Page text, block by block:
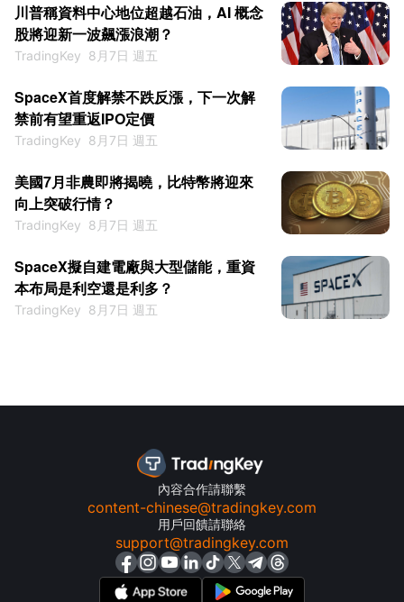
川普稱資料中心地位超越石油，AI 概念
股將迎新一波飆漲浪潮？
TradingKey 8月7日 週五
SpaceX首度解禁不跌反漲，下一次解
禁前有望重返IPO定價
TradingKey 8月7日 週五
美國7月非農即將揭曉，比特幣將迎來
向上突破行情？
TradingKey 8月7日 週五
SpaceX擬自建電廠與大型儲能，重資
本布局是利空還是利多？
TradingKey 8月7日 週五
內容合作請聯繫
content-chinese@tradingkey.com
用戶回饋請聯絡
support@tradingkey.com